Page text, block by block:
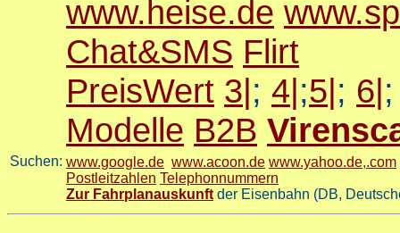
www.heise.de
Chat&SMS Flirt
PreisWert 3|; 4|;5|; 6|
Modelle B2B
Suchen: www.google.de www.acoon.de www.yahoo.de,.com
Postleitzahlen Telephonnummern
Zur Fahrplanauskunft der Eisenbahn (DB,